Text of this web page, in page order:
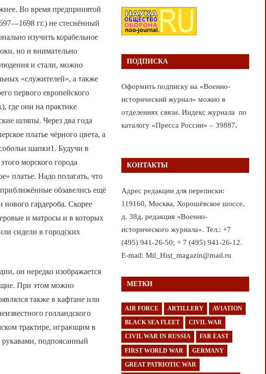
Во время предпринятой
гг.) не стеснённый
изучить корабельное
но и внимательно
и стали, можно
«служителей», а также
первого европейского
где они на практике
шляпы. Через два года
платье чёрного цвета, а
шапки1. Будучи в
морского города
платье. Надо полагать, что
обзавелись ещё
гардероба. Скорее
и матросы и в которых
сидели в городских
он нередко изображается
При этом можно
также в кафтане или
голландского
трактире, играющим в
рукавами, подпоясанный
ПОДПИСКА
Оформить подписку на «Военно-
исторический журнал» можно в
отделениях связи. Индекс журнала по
каталогу «Пресса России» – 39887.
КОНТАКТЫ
Адрес редакции для переписки:
119160, Москва, Хорошёвское шоссе,
д. 38д, редакция «Военно-
исторического журнала». Тел.: +7
(495) 941-26-50; + 7 (495) 941-26-12.
E-mail: Mil_Hist_magazin@mail.ru
МЕТКИ
AIR FORCE ARTILLERY AVIATION
BLACK SEA FLEET CIVIL WAR
CIVIL WAR IN RUSSIA FAR EAST
FIRST WORLD WAR GERMANY
GREAT PATRIOTIC WAR